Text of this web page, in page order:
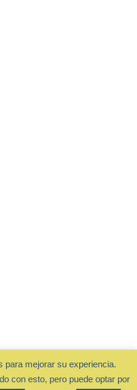
y cookies - Diseño web:
para mejorar su experiencia.
con esto, pero puede optar por